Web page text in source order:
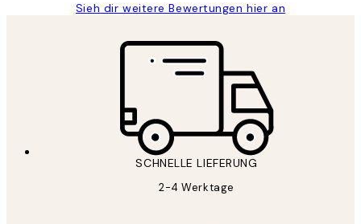
Sieh dir weitere Bewertungen hier an
SCHNELLE LIEFERUNG
2-4 Werktage